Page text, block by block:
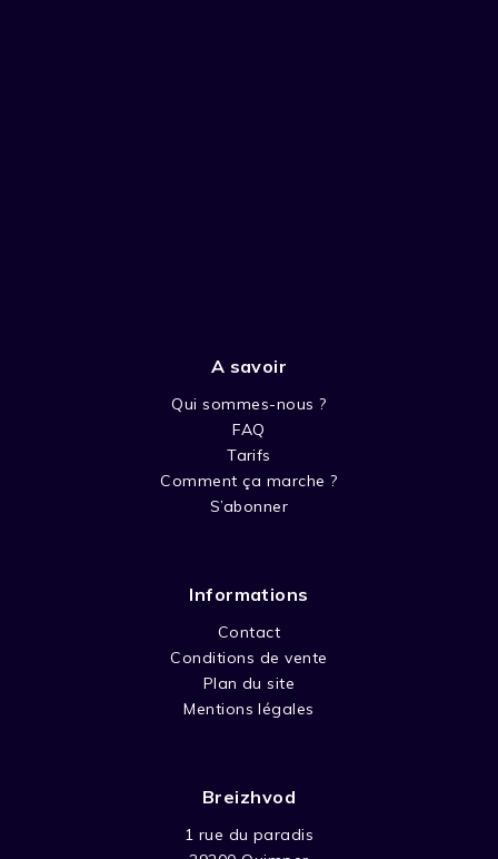
A savoir
Qui sommes-nous ?
FAQ
Tarifs
Comment ça marche ?
S’abonner
Informations
Contact
Conditions de vente
Plan du site
Mentions légales
Breizhvod
1 rue du paradis